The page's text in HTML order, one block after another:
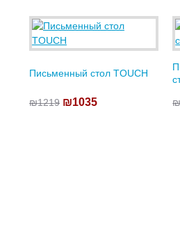
Письменный стол TOUCH
₪1219 ₪1035